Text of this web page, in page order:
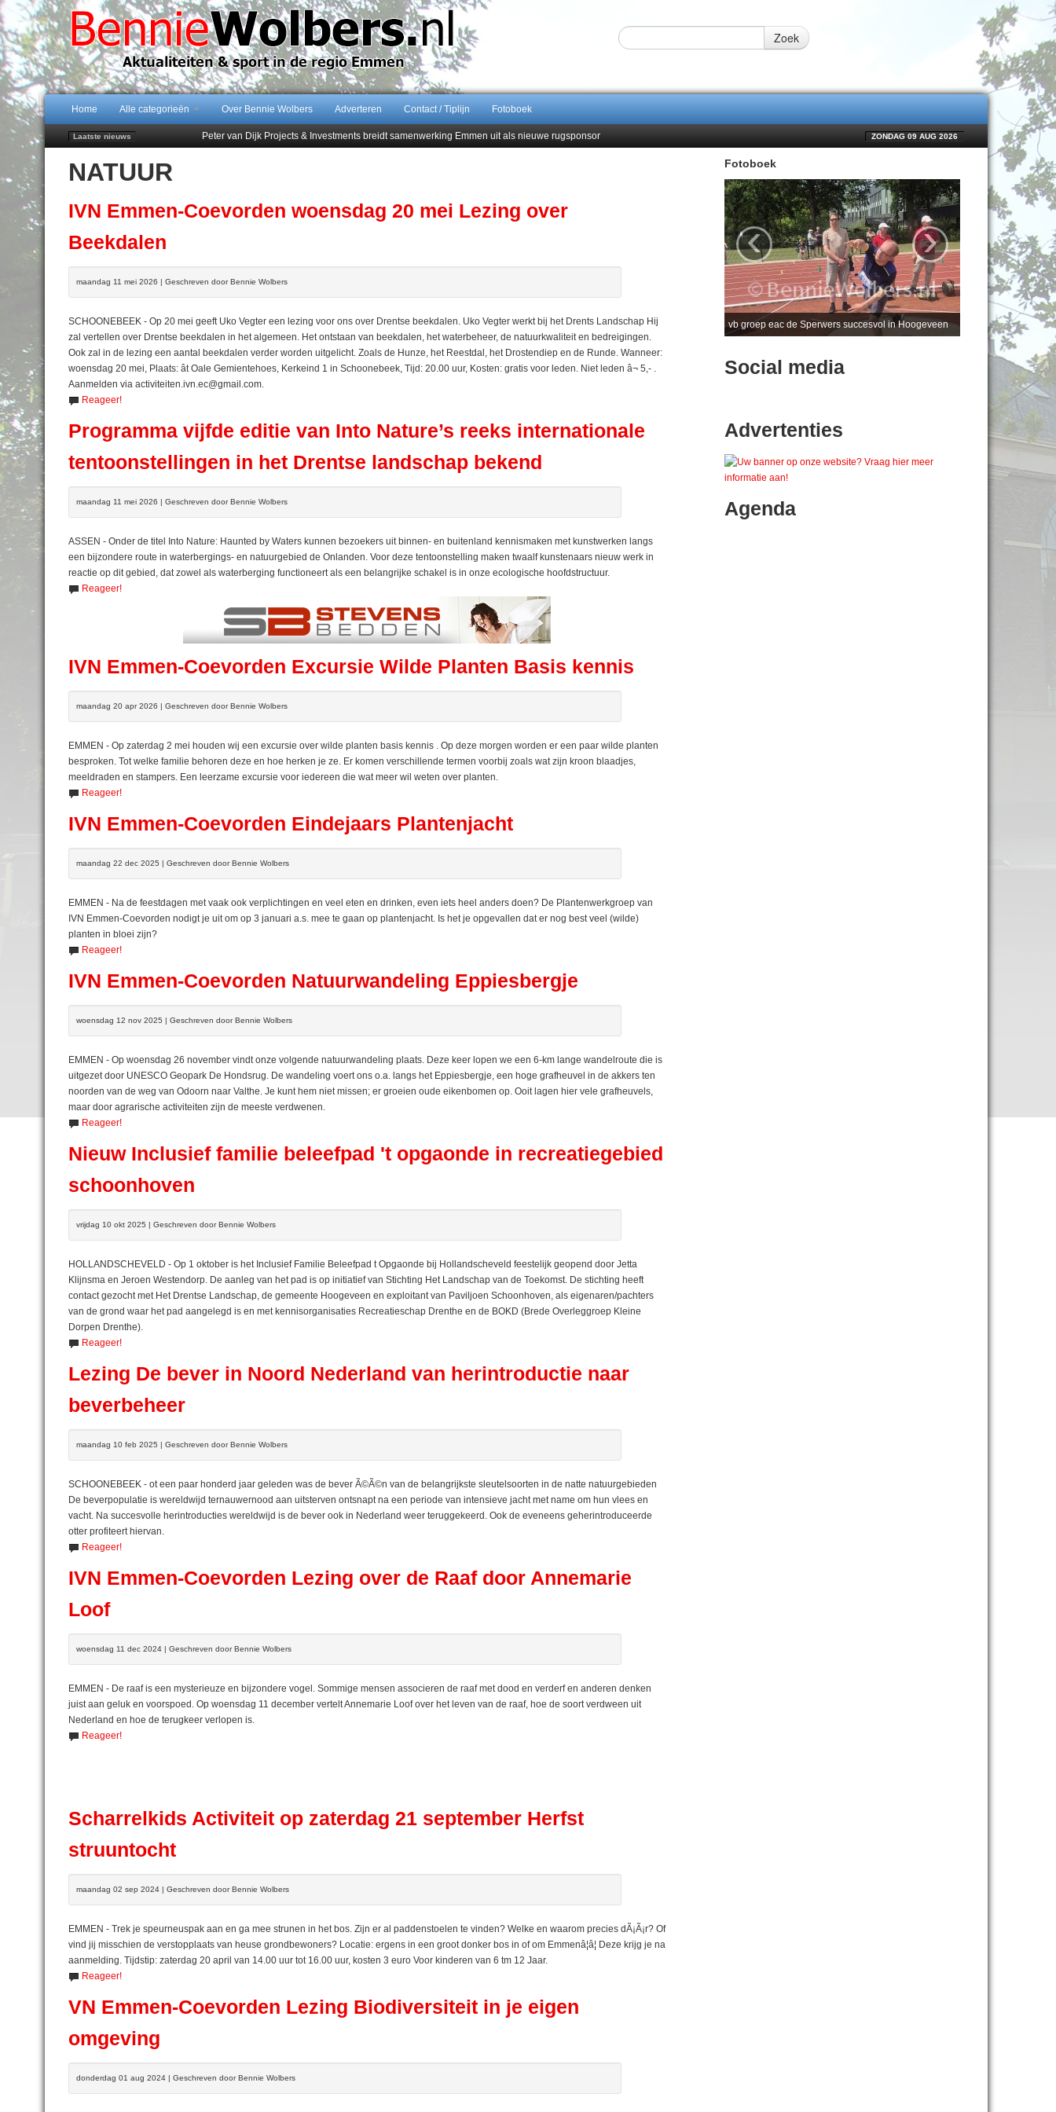
Zoek
Home Alle categorieën Over Bennie Wolbers Adverteren Contact / Tiplijn Fotoboek
Laatste nieuws
Peter van Dijk Projects & Investments breidt samenwerking Emmen uit als nieuwe rugsponsor
ZONDAG 09 AUG 2026
NATUUR
IVN Emmen-Coevorden woensdag 20 mei Lezing over
Beekdalen
maandag 11 mei 2026 | Geschreven door Bennie Wolbers
SCHOONEBEEK - Op 20 mei geeft Uko Vegter een lezing voor ons over Drentse beekdalen. Uko Vegter werkt bij het Drents Landschap Hij
zal vertellen over Drentse beekdalen in het algemeen. Het ontstaan van beekdalen, het waterbeheer, de natuurkwaliteit en bedreigingen.
Ook zal in de lezing een aantal beekdalen verder worden uitgelicht. Zoals de Hunze, het Reestdal, het Drostendiep en de Runde. Wanneer:
woensdag 20 mei, Plaats: ât Oale Gemientehoes, Kerkeind 1 in Schoonebeek, Tijd: 20.00 uur, Kosten: gratis voor leden. Niet leden â¬ 5,- .
Aanmelden via activiteiten.ivn.ec@gmail.com.
Reageer!
Programma vijfde editie van Into Nature’s reeks internationale
tentoonstellingen in het Drentse landschap bekend
maandag 11 mei 2026 | Geschreven door Bennie Wolbers
ASSEN - Onder de titel Into Nature: Haunted by Waters kunnen bezoekers uit binnen- en buitenland kennismaken met kunstwerken langs
een bijzondere route in waterbergings- en natuurgebied de Onlanden. Voor deze tentoonstelling maken twaalf kunstenaars nieuw werk in
reactie op dit gebied, dat zowel als waterberging functioneert als een belangrijke schakel is in onze ecologische hoofdstructuur.
Reageer!
IVN Emmen-Coevorden Excursie Wilde Planten Basis kennis
maandag 20 apr 2026 | Geschreven door Bennie Wolbers
EMMEN - Op zaterdag 2 mei houden wij een excursie over wilde planten basis kennis . Op deze morgen worden er een paar wilde planten
besproken. Tot welke familie behoren deze en hoe herken je ze. Er komen verschillende termen voorbij zoals wat zijn kroon blaadjes,
meeldraden en stampers. Een leerzame excursie voor iedereen die wat meer wil weten over planten.
Reageer!
IVN Emmen-Coevorden Eindejaars Plantenjacht
maandag 22 dec 2025 | Geschreven door Bennie Wolbers
EMMEN - Na de feestdagen met vaak ook verplichtingen en veel eten en drinken, even iets heel anders doen? De Plantenwerkgroep van
IVN Emmen-Coevorden nodigt je uit om op 3 januari a.s. mee te gaan op plantenjacht. Is het je opgevallen dat er nog best veel (wilde)
planten in bloei zijn?
Reageer!
IVN Emmen-Coevorden Natuurwandeling Eppiesbergje
woensdag 12 nov 2025 | Geschreven door Bennie Wolbers
EMMEN - Op woensdag 26 november vindt onze volgende natuurwandeling plaats. Deze keer lopen we een 6-km lange wandelroute die is
uitgezet door UNESCO Geopark De Hondsrug. De wandeling voert ons o.a. langs het Eppiesbergje, een hoge grafheuvel in de akkers ten
noorden van de weg van Odoorn naar Valthe. Je kunt hem niet missen; er groeien oude eikenbomen op. Ooit lagen hier vele grafheuvels,
maar door agrarische activiteiten zijn de meeste verdwenen.
Reageer!
Nieuw Inclusief familie beleefpad 't opgaonde in recreatiegebied
schoonhoven
vrijdag 10 okt 2025 | Geschreven door Bennie Wolbers
HOLLANDSCHEVELD - Op 1 oktober is het Inclusief Familie Beleefpad t Opgaonde bij Hollandscheveld feestelijk geopend door Jetta
Klijnsma en Jeroen Westendorp. De aanleg van het pad is op initiatief van Stichting Het Landschap van de Toekomst. De stichting heeft
contact gezocht met Het Drentse Landschap, de gemeente Hoogeveen en exploitant van Paviljoen Schoonhoven, als eigenaren/pachters
van de grond waar het pad aangelegd is en met kennisorganisaties Recreatieschap Drenthe en de BOKD (Brede Overleggroep Kleine
Dorpen Drenthe).
Reageer!
Lezing De bever in Noord Nederland van herintroductie naar
beverbeheer
maandag 10 feb 2025 | Geschreven door Bennie Wolbers
SCHOONEBEEK - ot een paar honderd jaar geleden was de bever Ã©Ã©n van de belangrijkste sleutelsoorten in de natte natuurgebieden
De beverpopulatie is wereldwijd ternauwernood aan uitsterven ontsnapt na een periode van intensieve jacht met name om hun vlees en
vacht. Na succesvolle herintroducties wereldwijd is de bever ook in Nederland weer teruggekeerd. Ook de eveneens geherintroduceerde
otter profiteert hiervan.
Reageer!
IVN Emmen-Coevorden Lezing over de Raaf door Annemarie
Loof
woensdag 11 dec 2024 | Geschreven door Bennie Wolbers
EMMEN - De raaf is een mysterieuze en bijzondere vogel. Sommige mensen associeren de raaf met dood en verderf en anderen denken
juist aan geluk en voorspoed. Op woensdag 11 december vertelt Annemarie Loof over het leven van de raaf, hoe de soort verdween uit
Nederland en hoe de terugkeer verlopen is.
Reageer!
Scharrelkids Activiteit op zaterdag 21 september Herfst
struuntocht
maandag 02 sep 2024 | Geschreven door Bennie Wolbers
EMMEN - Trek je speurneuspak aan en ga mee strunen in het bos. Zijn er al paddenstoelen te vinden? Welke en waarom precies dÃ¡Ã¡r? Of
vind jij misschien de verstopplaats van heuse grondbewoners? Locatie: ergens in een groot donker bos in of om Emmenâ¦â¦ Deze krijg je na
aanmelding. Tijdstip: zaterdag 20 april van 14.00 uur tot 16.00 uur, kosten 3 euro Voor kinderen van 6 tm 12 Jaar.
Reageer!
VN Emmen-Coevorden Lezing Biodiversiteit in je eigen
omgeving
donderdag 01 aug 2024 | Geschreven door Bennie Wolbers
Fotoboek
vb groep eac de Sperwers succesvol in Hoogeveen
‹ ›
Social media
Advertenties
Agenda